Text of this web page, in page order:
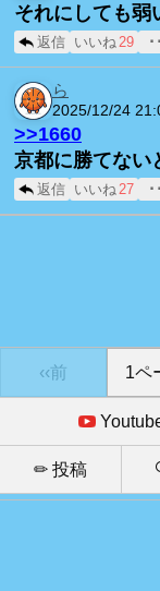
それにしても弱
返信 いいね29 ･
ら
2025/12/24
>>1660
京都に勝てない
返信 いいね27 ･
‹‹前
✏ 投稿